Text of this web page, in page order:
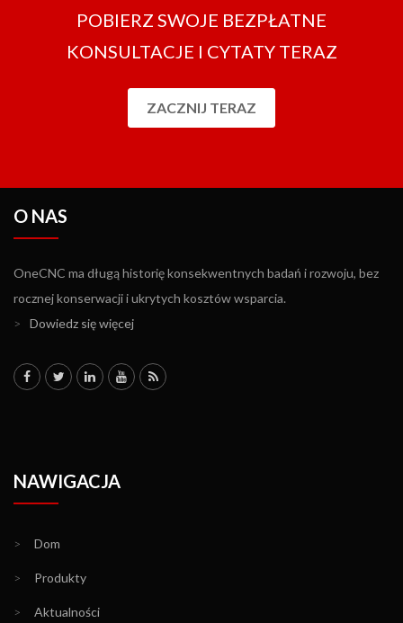
POBIERZ SWOJE BEZPŁATNE
KONSULTACJE I CYTATY TERAZ
ZACZNIJ TERAZ
O NAS
OneCNC ma długą historię konsekwentnych badań i rozwoju, bez
rocznej konserwacji i ukrytych kosztów wsparcia.
>
Dowiedz się więcej
NAWIGACJA
> Dom
> Produkty
> Aktualności